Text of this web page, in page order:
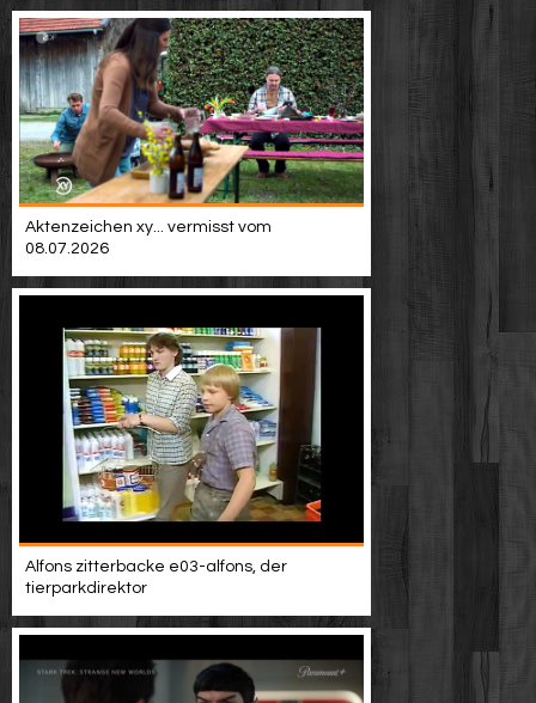
Aktenzeichen xy... vermisst vom
08.07.2026
Alfons zitterbacke e03-alfons, der
tierparkdirektor